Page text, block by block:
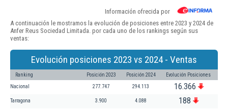
Información ofrecida por
A continuación le mostramos la evolución de posiciones entre 2023 y 2024 de
Anfer Reus Sociedad Limitada. por cada uno de los rankings según sus
ventas:
Evolución posiciones 2023 vs 2024 - Ventas
Ranking Posición 2023 Posición 2024 Evolución Posiciones
Nacional 277.747 294.113 16.366
Tarragona 3.900 4.088 188